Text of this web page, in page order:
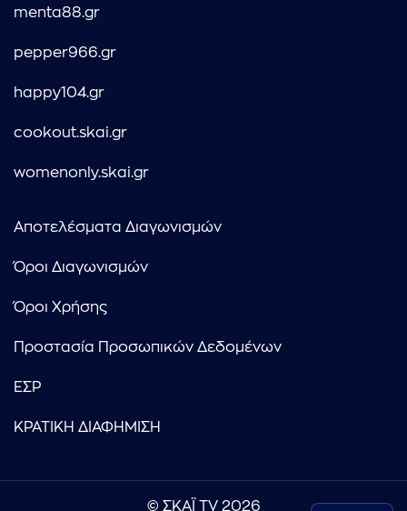
menta88.gr
pepper966.gr
happy104.gr
cookout.skai.gr
womenonly.skai.gr
Αποτελέσματα Διαγωνισμών
Όροι Διαγωνισμών
Όροι Χρήσης
Προστασία Προσωπικών Δεδομένων
ΕΣΡ
ΚΡΑΤΙΚΗ ΔΙΑΦΗΜΙΣΗ
© ΣΚΑΪ TV 2026